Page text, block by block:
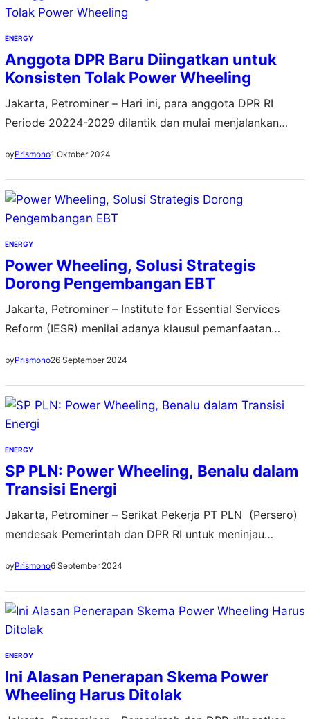
memiliki komitmen menggunakan energi terbarukan 100
persen. Analis Keuangan Energi Institute for Energy
Economics and Financial…
ENERGY
Anggota DPR Baru Diingatkan untuk
Konsisten Tolak Power Wheeling
Jakarta, Petrominer – Hari ini, para anggota DPR RI
Periode 20224-2029 dilantik dan mulai menjalankan
mereka pun disampaikan. Salah satunya disampaikan
oleh Serikat Pekerja PT PLN (Persero). Ketua Umum DPP
Serikat Pekerja PLN, M. Abrar Ali, mengingatkan para
anggota DPR periode 2024-2029 yang nantinya
bertugas di Komisi VII…
byPrismono1 Oktober 2024
ENERGY
Power Wheeling, Solusi Strategis
Dorong Pengembangan EBT
Jakarta, Petrominer – Institute for Essential Services
Reform (IESR) menilai adanya klausul pemanfaatan
Rancangan Undang-Undang Energi Baru dan Energi
Terbarukan (RUU EBET) dapat mengurangi keraguan
industri akan ketersediaan akses energi terbarukan.
Sehingga, Indonesia akan berada di jalur yang tepat
untuk mempercepat transisi energi dan mencapai target
bauran energi terbarukan…
byPrismono26 September 2024
ENERGY
SP PLN: Power Wheeling, Benalu dalam
Transisi Energi
Jakarta, Petrominer – Serikat Pekerja PT PLN (Persero)
mendesak Pemerintah dan DPR RI untuk meninjau
dalam Rancangan Undang-Undang Energi Baru dan
Energi Terbarukan RUU EBET. Hal ini dilakukan agar
dampak negatif yang mungkin timbul dapat diminimalisir,
demi menjaga kestabilan dan ketahanan energi nasional
serta melindungi kepentingan ekonomi negara dan…
byPrismono6 September 2024
ENERGY
Ini Alasan Penerapan Skema Power
Wheeling Harus Ditolak